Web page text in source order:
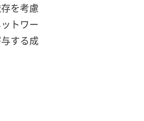
を考慮
トワー
する成